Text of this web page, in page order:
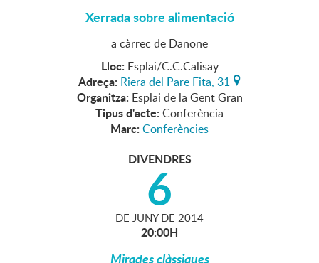
Xerrada sobre alimentació
a càrrec de Danone
Lloc: Esplai/C.C.Calisay
Adreça: Riera del Pare Fita, 31
Organitza: Esplai de la Gent Gran
Tipus d'acte: Conferència
Marc: Conferències
DIVENDRES
6
DE JUNY DE 2014
20:00H
Mirades clàssiques